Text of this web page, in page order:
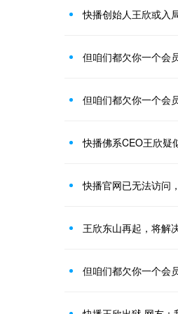
快播创始人王欣或入
但咱们都欠你一个会
但咱们都欠你一个会
快播佛系CEO王欣疑
快播官网已无法访问
王欣东山再起，将解
但咱们都欠你一个会